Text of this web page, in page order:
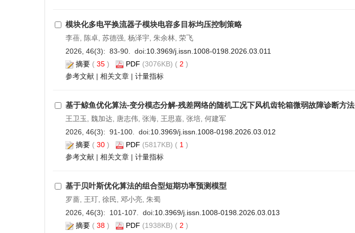
模块化多电平换流器子模块电容多目标均压控制策略
李蓓, 陈卓, 苏德强, 杨泽宇, 朱余林, 荣飞
2026, 46(3): 83-90. doi:10.3969/j.issn.1008-0198.2026.03.011
摘要( 35) PDF (3076KB) ( 2 )
参考文献| 相关文章| 计量指标
基于鲸鱼优化算法-变分模态分解-残差网络的随机工况下风机齿轮箱微弱故障诊断方法
王卫玉, 魏加达, 唐志伟, 张海, 王思嘉, 张培, 何建军
2026, 46(3): 91-100. doi:10.3969/j.issn.1008-0198.2026.03.012
摘要( 30) PDF (5817KB) ( 1 )
参考文献| 相关文章| 计量指标
基于贝叶斯优化算法的组合型短期功率预测模型
罗蔷, 王玎, 徐民, 邓小亮, 朱蜀
2026, 46(3): 101-107. doi:10.3969/j.issn.1008-0198.2026.03.013
摘要( 38) PDF (1938KB) ( 2 )